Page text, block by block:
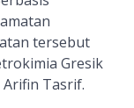
tersebut
Gresik
Tasrif.